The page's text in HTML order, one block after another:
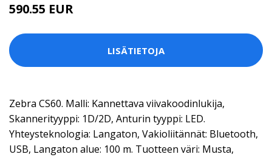
590.55 EUR
LISÄTIETOJA
Zebra CS60. Malli: Kannettava viivakoodinlukija,
Skannerityyppi: 1D/2D, Anturin tyyppi: LED.
Yhteysteknologia: Langaton, Vakioliitännät: Bluetooth,
USB, Langaton alue: 100 m. Tuotteen väri: Musta,